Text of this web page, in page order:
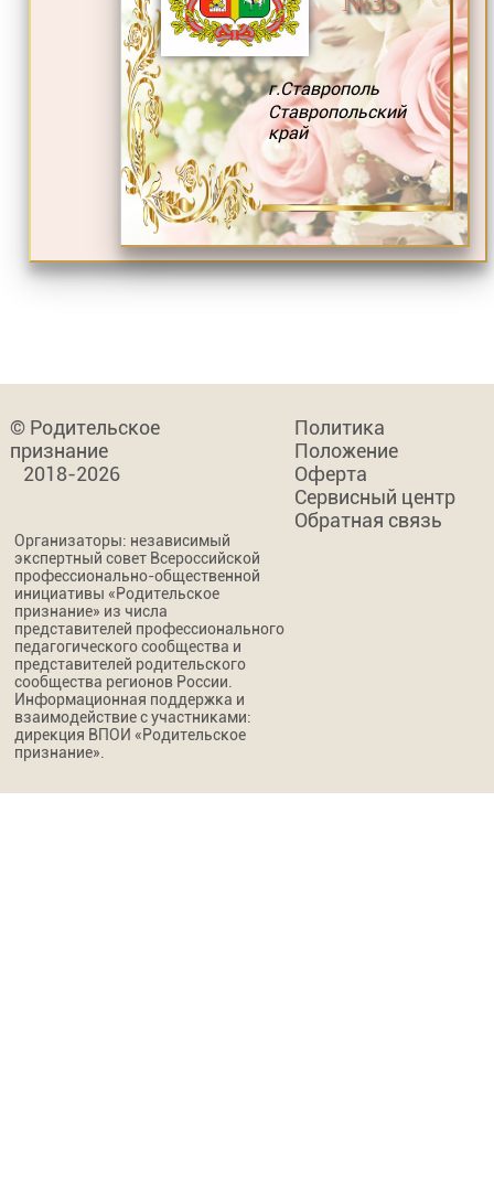
г.Ставрополь
Ставропольский
край
© Родительское
признание
2018-2026
Политика
Положение
Оферта
Сервисный центр
Обратная связь
Организаторы: независимый
экспертный совет Всероссийской
профессионально-общественной
инициативы «Родительское
признание» из числа
представителей профессионального
педагогического сообщества и
представителей родительского
сообщества регионов России.
Информационная поддержка и
взаимодействие с участниками:
дирекция ВПОИ «Родительское
признание».